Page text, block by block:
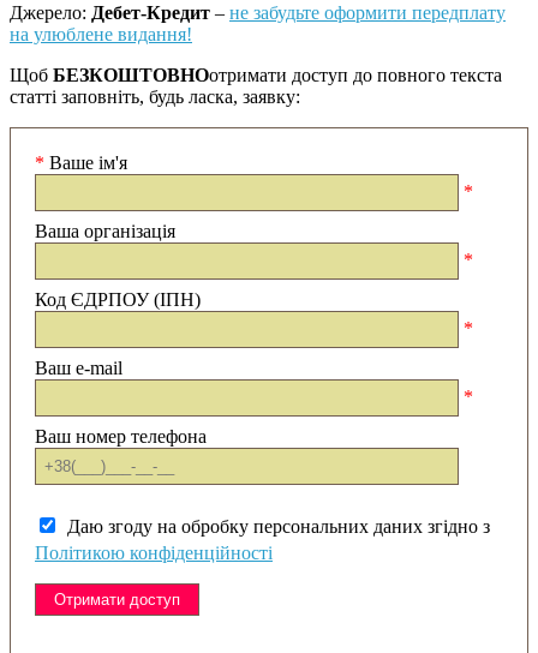
Джерело: Дебет-Кредит – не забудьте оформити передплату
на улюблене видання!
Щоб БЕЗКОШТОВНОотримати доступ до повного текста
статті заповніть, будь ласка, заявку:
* Ваше ім'я
*
Ваша організація
*
Код ЄДРПОУ (ІПН)
*
Ваш e-mail
*
Ваш номер телефона
Даю згоду на обробку персональних даних згідно з
Політикою конфіденційності